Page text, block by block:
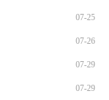
07-25
07-26
07-29
07-29